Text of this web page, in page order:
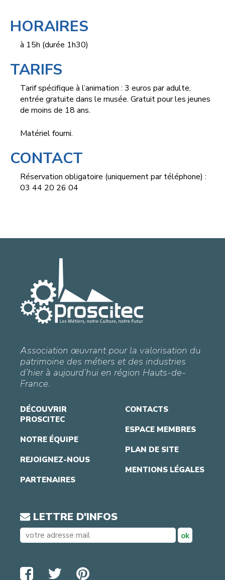
HORAIRES
à 15h (durée 1h30)
TARIFS
Tarif spécifique à l’animation : 3 euros par adulte,
entrée gratuite dans le musée. Gratuit pour les jeunes
de moins de 18 ans.
Matériel fourni.
CONTACT
Réservation obligatoire (uniquement par téléphone) :
03 44 20 26 04
Association œuvrant pour la valorisation du
patrimoine des métiers et des industries
d’hier à aujourd’hui en région Hauts-de-
France.
DÉCOUVRIR
PROSCITEC
NOTRE ÉQUIPE
REJOIGNEZ-NOUS
PARTENAIRES
CONTACTS
ESPACE MEMBRES
PLAN DE SITE
MENTIONS LÉGALES
LETTRE D'INFOS